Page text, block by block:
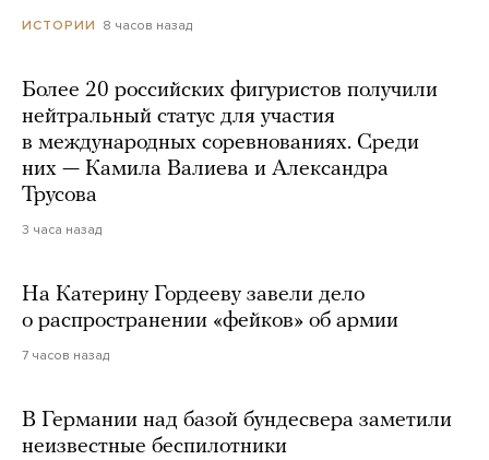
ИСТОРИИ 8 часов назад
Более 20 российских фигуристов получили
нейтральный статус для участия
в международных соревнованиях. Среди
них — Камила Валиева и Александра
Трусова
3 часа назад
На Катерину Гордееву завели дело
о распространении «фейков» об армии
7 часов назад
В Германии над базой бундесвера заметили
неизвестные беспилотники